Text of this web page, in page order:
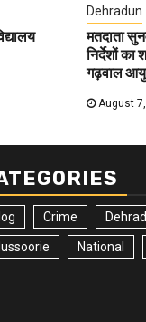
Dehradun
मतदाता
निर्देशों
गढ़वाल
August
Crime
National